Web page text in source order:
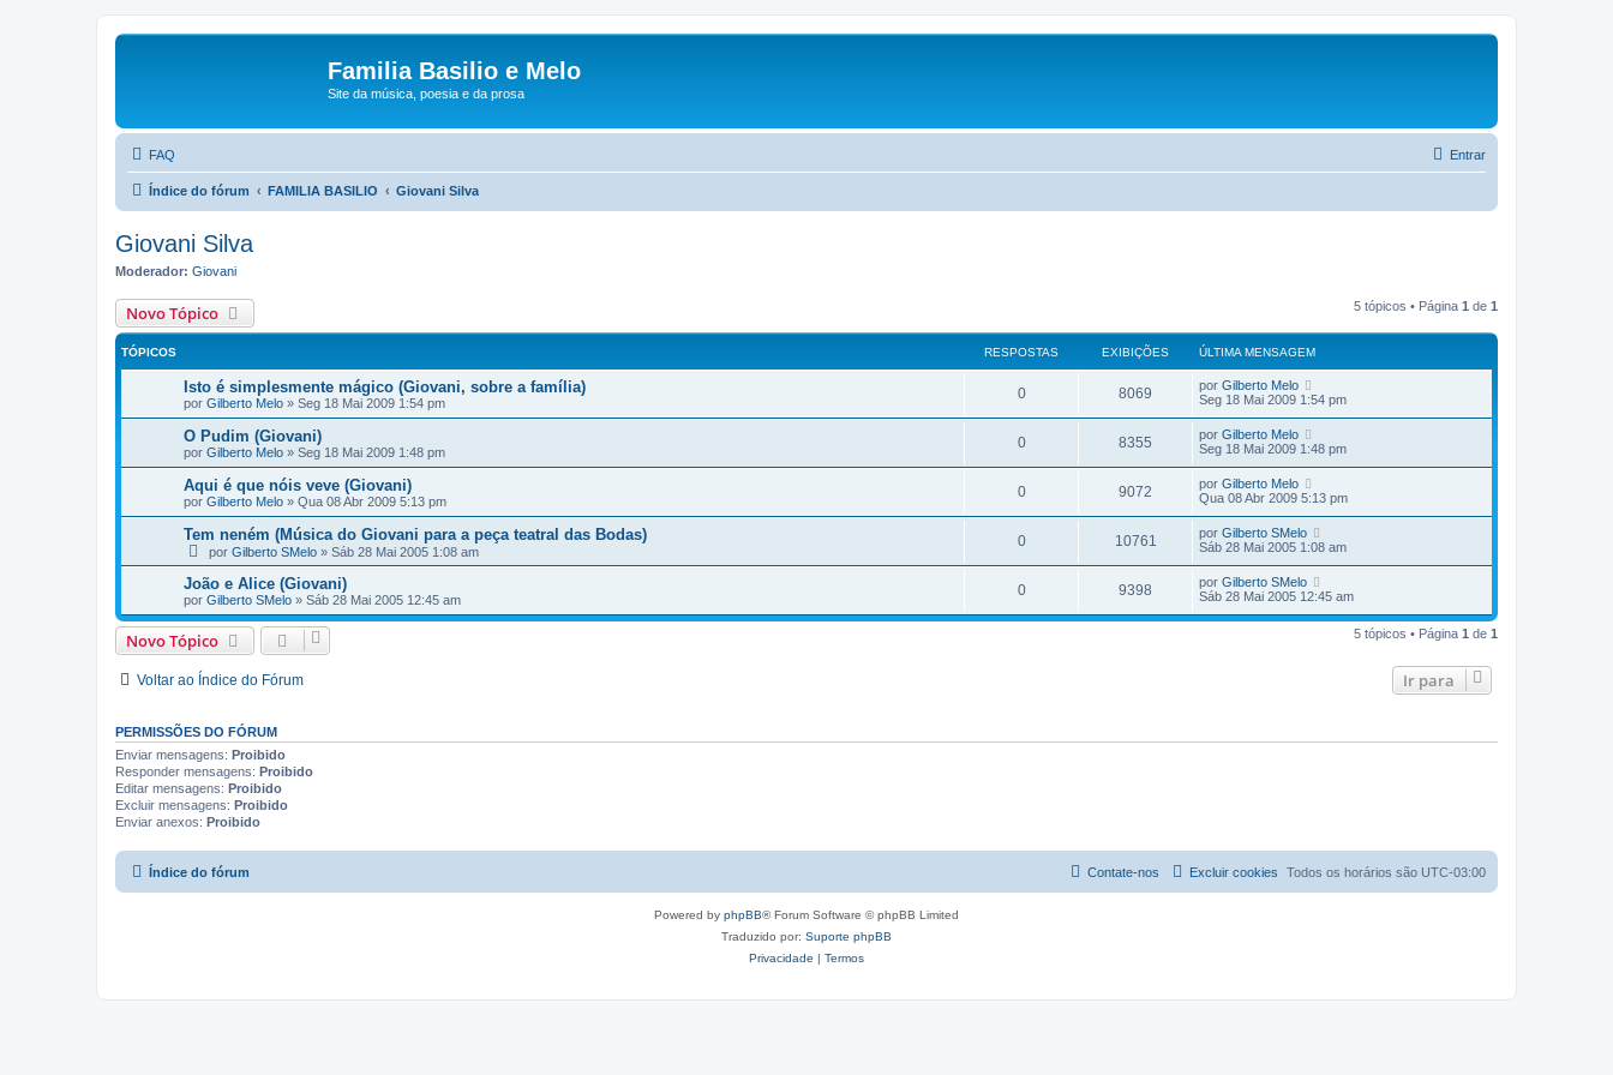
Familia Basilio e Melo
Site da música, poesia e da prosa
FAQ Entrar
Índice do fórum FAMILIA BASILIO Giovani Silva
Giovani Silva
Moderador: Giovani
Novo Tópico 5 tópicos • Página 1 de 1
TÓPICOS RESPOSTAS EXIBIÇÕES ÚLTIMA MENSAGEM
Isto é simplesmente mágico (Giovani, sobre a família)
por Gilberto Melo » Seg 18 Mai 2009 1:54 pm
0 8069 por Gilberto Melo
Seg 18 Mai 2009 1:54 pm
O Pudim (Giovani)
por Gilberto Melo » Seg 18 Mai 2009 1:48 pm
0 8355 por Gilberto Melo
Seg 18 Mai 2009 1:48 pm
Aqui é que nóis veve (Giovani)
por Gilberto Melo » Qua 08 Abr 2009 5:13 pm
0 9072 por Gilberto Melo
Qua 08 Abr 2009 5:13 pm
Tem neném (Música do Giovani para a peça teatral das Bodas)
por Gilberto SMelo » Sáb 28 Mai 2005 1:08 am
0 10761 por Gilberto SMelo
Sáb 28 Mai 2005 1:08 am
João e Alice (Giovani)
por Gilberto SMelo » Sáb 28 Mai 2005 12:45 am
0 9398 por Gilberto SMelo
Sáb 28 Mai 2005 12:45 am
Novo Tópico 5 tópicos • Página 1 de 1
Voltar ao Índice do Fórum Ir para
PERMISSÕES DO FÓRUM
Enviar mensagens: Proibido
Responder mensagens: Proibido
Editar mensagens: Proibido
Excluir mensagens: Proibido
Enviar anexos: Proibido
Índice do fórum Todos os horários são UTC-03:00
Excluir cookies
Contate-nos
Powered by phpBB® Forum Software © phpBB Limited
Traduzido por: Suporte phpBB
Privacidade | Termos